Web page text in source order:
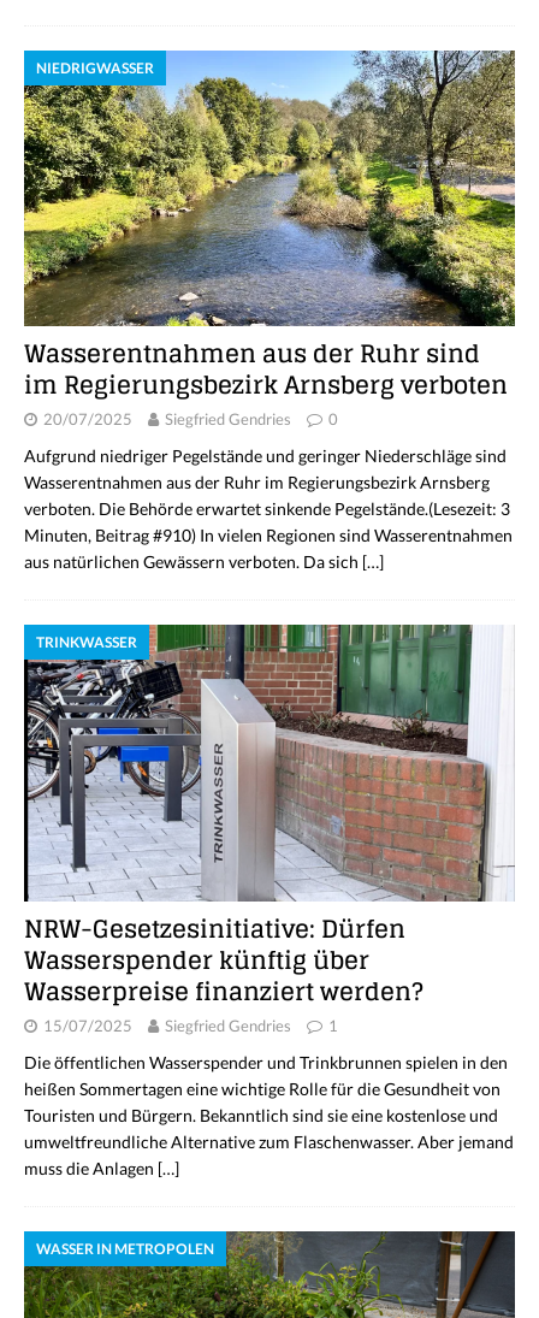
NIEDRIGWASSER
Wasserentnahmen aus der Ruhr sind
im Regierungsbezirk Arnsberg verboten
20/07/2025 Siegfried Gendries 0
Aufgrund niedriger Pegelstände und geringer Niederschläge sind
Wasserentnahmen aus der Ruhr im Regierungsbezirk Arnsberg
verboten. Die Behörde erwartet sinkende Pegelstände.(Lesezeit: 3
Minuten, Beitrag #910) In vielen Regionen sind Wasserentnahmen
aus natürlichen Gewässern verboten. Da sich […]
TRINKWASSER
NRW-Gesetzesinitiative: Dürfen
Wasserspender künftig über
Wasserpreise finanziert werden?
15/07/2025 Siegfried Gendries 1
Die öffentlichen Wasserspender und Trinkbrunnen spielen in den
heißen Sommertagen eine wichtige Rolle für die Gesundheit von
Touristen und Bürgern. Bekanntlich sind sie eine kostenlose und
umweltfreundliche Alternative zum Flaschenwasser. Aber jemand
muss die Anlagen […]
WASSER IN METROPOLEN